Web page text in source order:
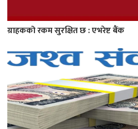
ग्राहकको रकम सुरक्षित छ : एभरेष्ट बैंक